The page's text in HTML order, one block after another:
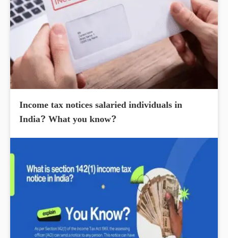
Income tax notices salaried individuals in
India? What you know?